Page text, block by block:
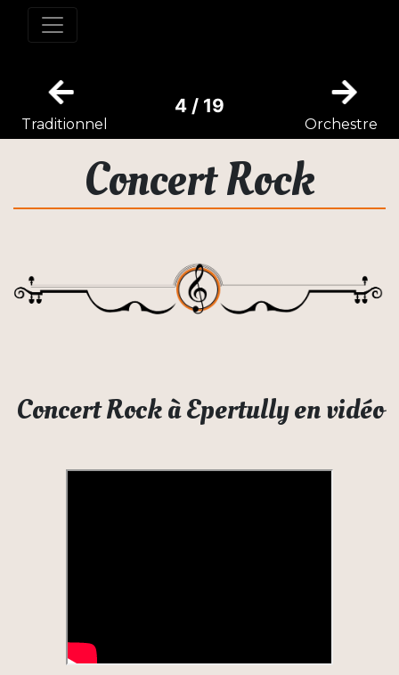
Traditionnel
4 / 19
Orchestre
Concert Rock
Concert Rock à Epertully en vidéo